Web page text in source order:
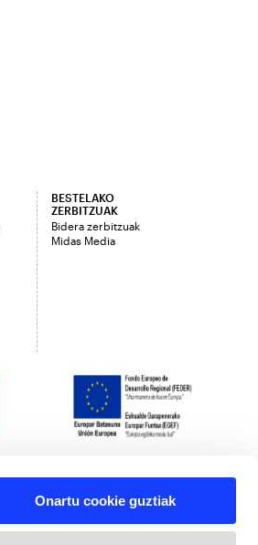
Onartu cookie guztiak
BESTELAKO
ZERBITZUAK
Bidera zerbitzuak
Midas Media